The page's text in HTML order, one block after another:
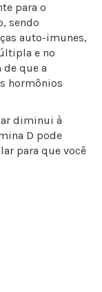
para o
sendo
auto-imunes,
e no
que a
hormônios
diminui à
D pode
para que você